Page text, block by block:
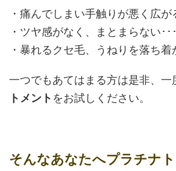
・痛んでしまい手触りが悪く広が
・ツヤ感がなく、まとまらない･･･
・暴れるクセ毛、うねりを落ち着
一つでもあてはまる方は是非、一
トメント をお試しください。
そんなあなたへプラチナ